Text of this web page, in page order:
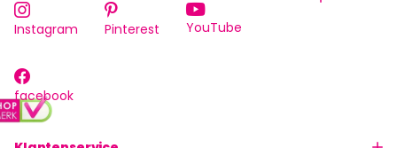
Instagram Pinterest YouTube
facebook